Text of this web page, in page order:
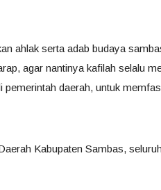
ahlak serta adab budaya
agar nantinya kafilah selalu
daerah, untuk
Kabupaten Sambas,